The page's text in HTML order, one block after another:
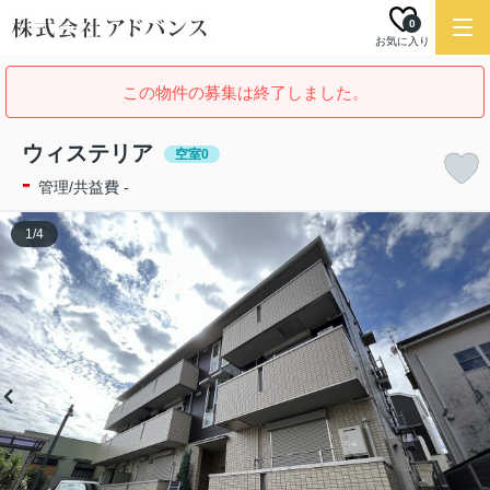
お気に入り
0
この物件の募集は終了しました。
ウィステリア 空室0
- 管理/共益費 -
1/4